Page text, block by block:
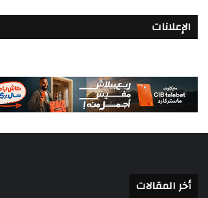
الإعلانات
أخر المقالات